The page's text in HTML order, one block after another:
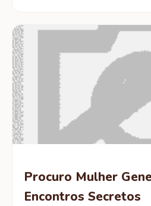
Procuro Mulher
Encontros Secretos